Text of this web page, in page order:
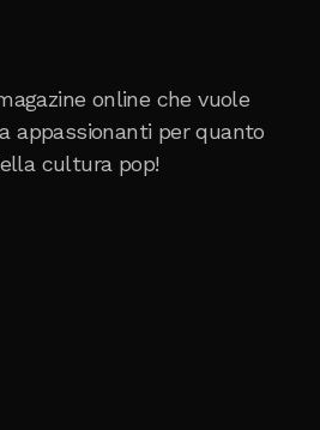
online che vuole
appassionanti per quanto
cultura pop!